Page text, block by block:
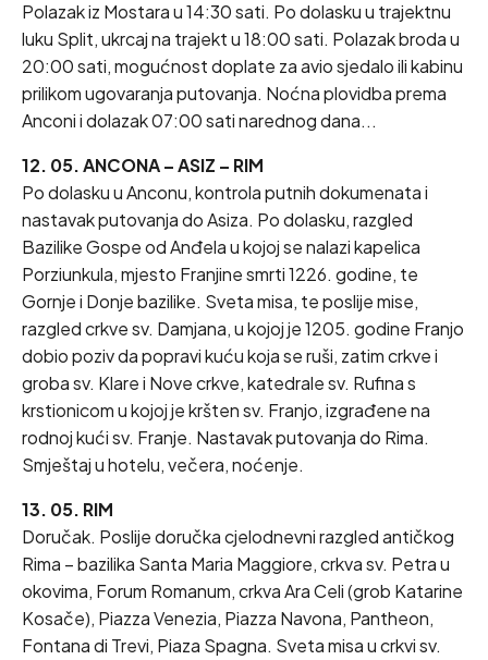
Polazak iz Mostara u 14:30 sati. Po dolasku u trajektnu
luku Split, ukrcaj na trajekt u 18:00 sati. Polazak broda u
20:00 sati, mogućnost doplate za avio sjedalo ili kabinu
prilikom ugovaranja putovanja. Noćna plovidba prema
Anconi i dolazak 07:00 sati narednog dana...
12. 05. ANCONA – ASIZ – RIM
Po dolasku u Anconu, kontrola putnih dokumenata i
nastavak putovanja do Asiza. Po dolasku, razgled
Bazilike Gospe od Anđela u kojoj se nalazi kapelica
Porziunkula, mjesto Franjine smrti 1226. godine, te
Gornje i Donje bazilike. Sveta misa, te poslije mise,
razgled crkve sv. Damjana, u kojoj je 1205. godine Franjo
dobio poziv da popravi kuću koja se ruši, zatim crkve i
groba sv. Klare i Nove crkve, katedrale sv. Rufina s
krstionicom u kojoj je kršten sv. Franjo, izgrađene na
rodnoj kući sv. Franje. Nastavak putovanja do Rima.
Smještaj u hotelu, večera, noćenje.
13. 05. RIM
Doručak. Poslije doručka cjelodnevni razgled antičkog
Rima – bazilika Santa Maria Maggiore, crkva sv. Petra u
okovima, Forum Romanum, crkva Ara Celi (grob Katarine
Kosače), Piazza Venezia, Piazza Navona, Pantheon,
Fontana di Trevi, Piaza Spagna. Sveta misa u crkvi sv.